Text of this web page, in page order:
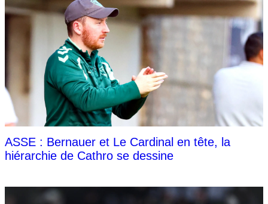
ASSE : Bernauer et Le Cardinal en tête, la
hiérarchie de Cathro se dessine